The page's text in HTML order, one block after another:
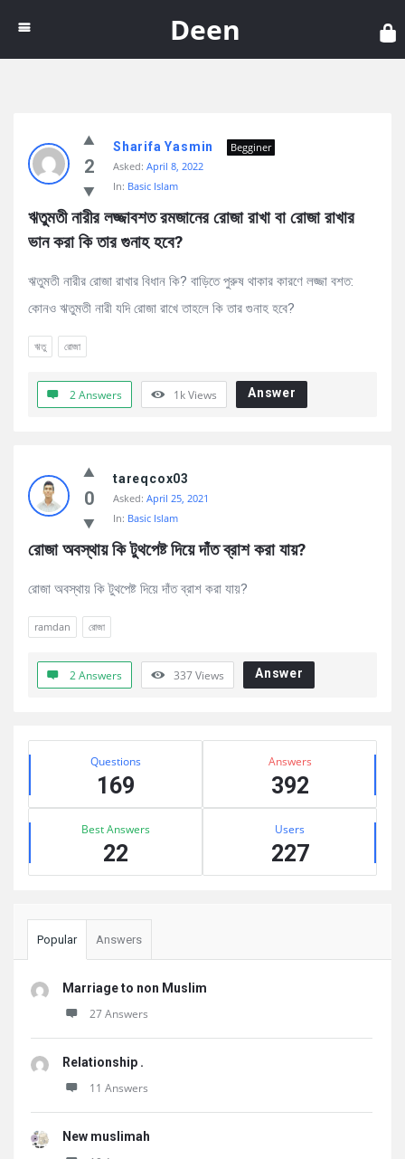
Deen
Latest
Questions
2
Sharifa Yasmin
Begginer
Asked: April 8, 2022
In: Basic Islam
ঋতুমতী নারীর লজ্জাবশত রমজানের রোজা রাখা বা রোজা রাখার
ভান করা কি তার গুনাহ হবে?
ঋতুমতী নারীর রোজা রাখার বিধান কি? বাড়িতে পুরুষ থাকার কারণে লজ্জা বশত:
কোনও ঋতুমতী নারী যদি রোজা রাখে তাহলে কি তার গুনাহ হবে?
ঋতু রোজা
2 Answers 1kViews Answer
0
tareqcox03
Asked: April 25, 2021
In: Basic Islam
রোজা অবস্থায় কি টুথপেষ্ট দিয়ে দাঁত ব্রাশ করা যায়?
রোজা অবস্থায় কি টুথপেষ্ট দিয়ে দাঁত ব্রাশ করা যায়?
ramdan রোজা
2 Answers 337Views Answer
Sidebar
Stats Questions
169
Answers
392
Best Answers
22
Users
227
Popular Answers
Marriage to non Muslim
27 Answers
Relationship .
11 Answers
New muslimah